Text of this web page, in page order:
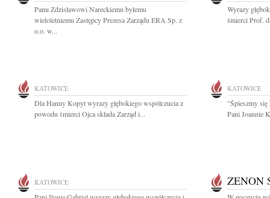
Panu Zdzisławowi Nareckiemu byłemu
wieloletniemu Zastępcy Prezesa Zarządu ERA Sp. z
o.o. w...
Wyrazy
śmierci Prof.
KATOWICE
Dla Hanny Kopyt wyrazy głębokiego współczucia z
powodu śmierci Ojca składa Zarząd i...
KATOWICE
"Śpieszmy
Pani Joannie
KATOWICE ZENON